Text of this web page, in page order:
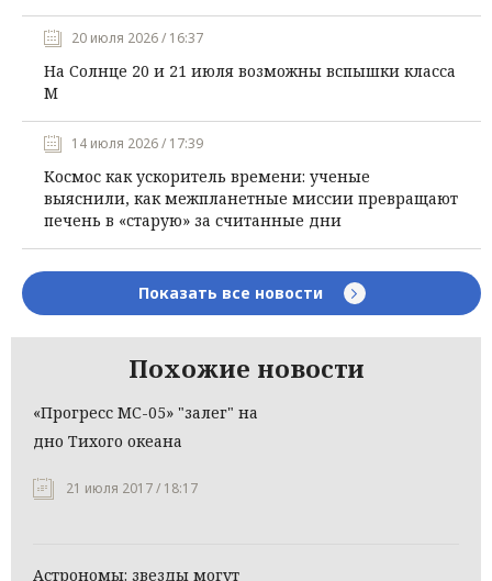
20 июля 2026 / 16:37
На Солнце 20 и 21 июля возможны вспышки класса
М
14 июля 2026 / 17:39
Космос как ускоритель времени: ученые
выяснили, как межпланетные миссии превращают
печень в «старую» за считанные дни
Показать все новости
Похожие новости
«Прогресс МС-05» "залег" на
дно Тихого океана
21 июля 2017 / 18:17
Астрономы: звезды могут